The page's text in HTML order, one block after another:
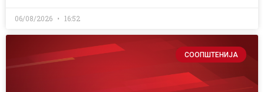
06/08/2026 16:52
СООПШТЕНИЈА